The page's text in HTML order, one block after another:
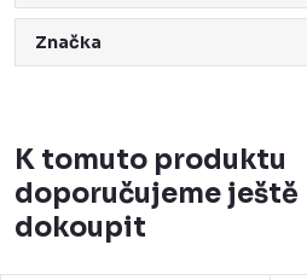
Značka
K tomuto produktu
doporučujeme ještě
dokoupit